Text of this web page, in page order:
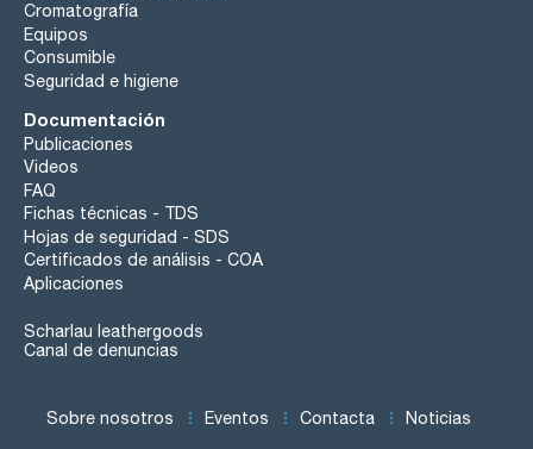
Cromatografía
Equipos
Consumible
Seguridad e higiene
Documentación
Publicaciones
Videos
FAQ
Fichas técnicas - TDS
Hojas de seguridad - SDS
Certificados de análisis - COA
Aplicaciones
Scharlau leathergoods
Canal de denuncias
Sobre nosotros Eventos Contacta Noticias